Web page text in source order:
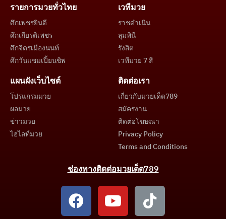
รายการมวยทั่วไทย
ศึกเพชรยินดี
ศึกเกียรติเพชร
ศึกจิตรเมืองนนท์
ศึกวันแชมเปี้ยนชิพ
เวทีมวย
ราชดำเนิน
ลุมพินี
รังสิต
เวทีมวย 7 สี
แผนผังเว็บไซต์
โปรแกรมมวย
ผลมวย
ข่าวมวย
ไฮไลท์มวย
ติดต่อเรา
เกี่ยวกับมวยเด็ด789
สมัครงาน
ติดต่อโฆษณา
Privacy Policy
Terms and Conditions
ช่องทางติดต่อมวยเด็ด789